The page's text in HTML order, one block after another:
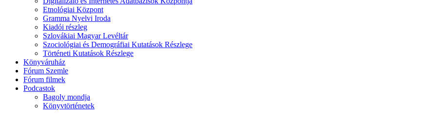
Etnológiai Központ
Gramma Nyelvi Iroda
Kiadói részleg
Szlovákiai Magyar Levéltár
Szociológiai és Demográfiai Kutatások Részlege
Történeti Kutatások Részlege
Könyváruház
Fórum Szemle
Fórum filmek
Podcastok
Bagoly mondja
Könyvtörténetek